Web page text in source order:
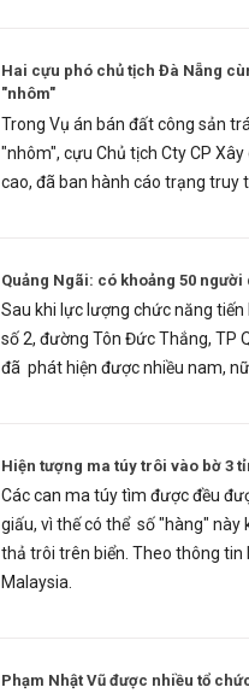
Hai cựu phó chủ tịch Đà Nẵng
"nhôm"
Trong Vụ án bán đất công sản
"nhôm", cựu Chủ tịch Cty CP
cao, đã ban hành cáo trạng truy
Quảng Ngãi: có khoảng 50
Sau khi lực lượng chức năng
số 2, đường Tôn Đức Thắng, TP
đã phát hiện được nhiều nam,
Hiện tượng ma túy trôi vào bờ 3
Các can ma túy tìm được đều
giấu, vì thế có thể số "hàng" này
thả trôi trên biển. Theo thông
Malaysia.
Phạm Nhật Vũ được nhiều tổ